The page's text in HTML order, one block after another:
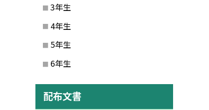
3年生
4年生
5年生
6年生
配布文書